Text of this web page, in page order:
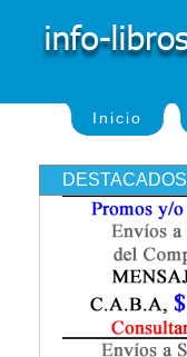
Inicio
DESTACADOS